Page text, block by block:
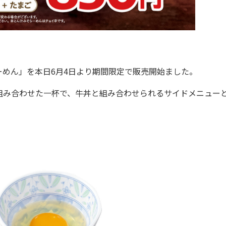
」を本日6月4日より期間限定で販売開始ました。
わせた一杯で、牛丼と組み合わせられるサイドメニュー